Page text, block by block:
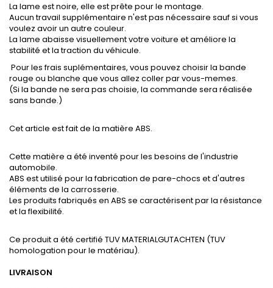
La lame est noire, elle est prête pour le montage.
Aucun travail supplémentaire n'est pas nécessaire sauf si vous
voulez avoir un autre couleur.
La lame abaisse visuellement votre voiture et améliore la
stabilité et la traction du véhicule.
Pour les frais suplémentaires, vous pouvez choisir la bande
rouge ou blanche que vous allez coller par vous-memes.
(Si la bande ne sera pas choisie, la commande sera réalisée
sans bande.)
Cet article est fait de la matière ABS.
Cette matière a été inventé pour les besoins de l'industrie
automobile.
ABS est utilisé pour la fabrication de pare-chocs et d'autres
éléments de la carrosserie.
Les produits fabriqués en ABS se caractérisent par la résistance
et la flexibilité.
Ce produit a été certifié TUV MATERIALGUTACHTEN (TUV
homologation pour le matériau).
LIVRAISON